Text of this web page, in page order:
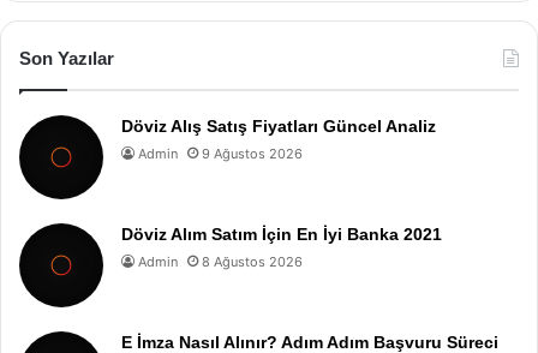
Son Yazılar
Döviz Alış Satış Fiyatları Güncel Analiz
Admin 9 Ağustos 2026
Döviz Alım Satım İçin En İyi Banka 2021
Admin 8 Ağustos 2026
E İmza Nasıl Alınır? Adım Adım Başvuru Süreci